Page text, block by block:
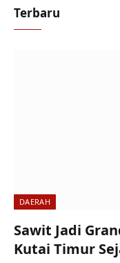
Terbaru
DAERAH
Sawit Jadi
Kutai Timur